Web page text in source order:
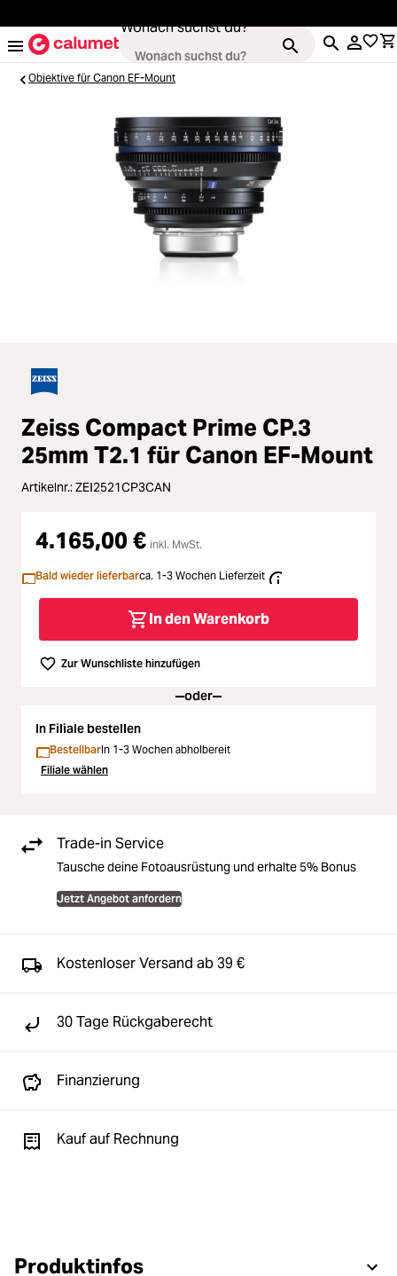
Wonach suchst du?
Kameras
Objektive
Video & Drohnen
Loading...Zubehör
Loading...
Licht & Studio
Loading...
Bildbearbeitung
Loading...
Ferngläser
Loading...
Second Hand
Loading...
SALE
Objektive für Canon EF-Mount
Zeiss Compact Prime CP.3
25mm T2.1 für Canon EF-Mount
Artikelnr.:ZEI2521CP3CAN
4.165,00 € inkl. MwSt.
Bald wieder lieferbarca. 1-3 Wochen Lieferzeit
In den Warenkorb
Zur Wunschliste hinzufügen
oder
In Filiale bestellen
BestellbarIn 1-3 Wochen abholbereit
Filiale wählen
Trade-in Service
Tausche deine Fotoausrüstung und erhalte 5% Bonus
Jetzt Angebot anfordern
Kostenloser Versand ab 39 €
30 Tage Rückgaberecht
Finanzierung
Kauf auf Rechnung
Produktinfos